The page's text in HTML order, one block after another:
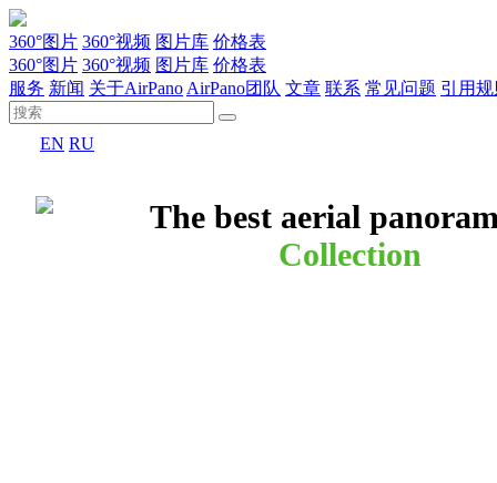
360°图片 360°视频 图片库 价格表
360°图片 360°视频 图片库 价格表
服务 新闻 关于AirPano AirPano团队 文章 联系 常见问题 引用
EN RU
The best aerial
Collection